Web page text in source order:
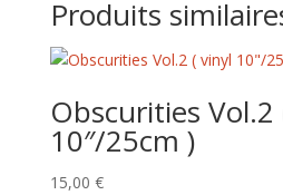
Produits
Obscurities Vol.2
10″/25cm )
15,00 €